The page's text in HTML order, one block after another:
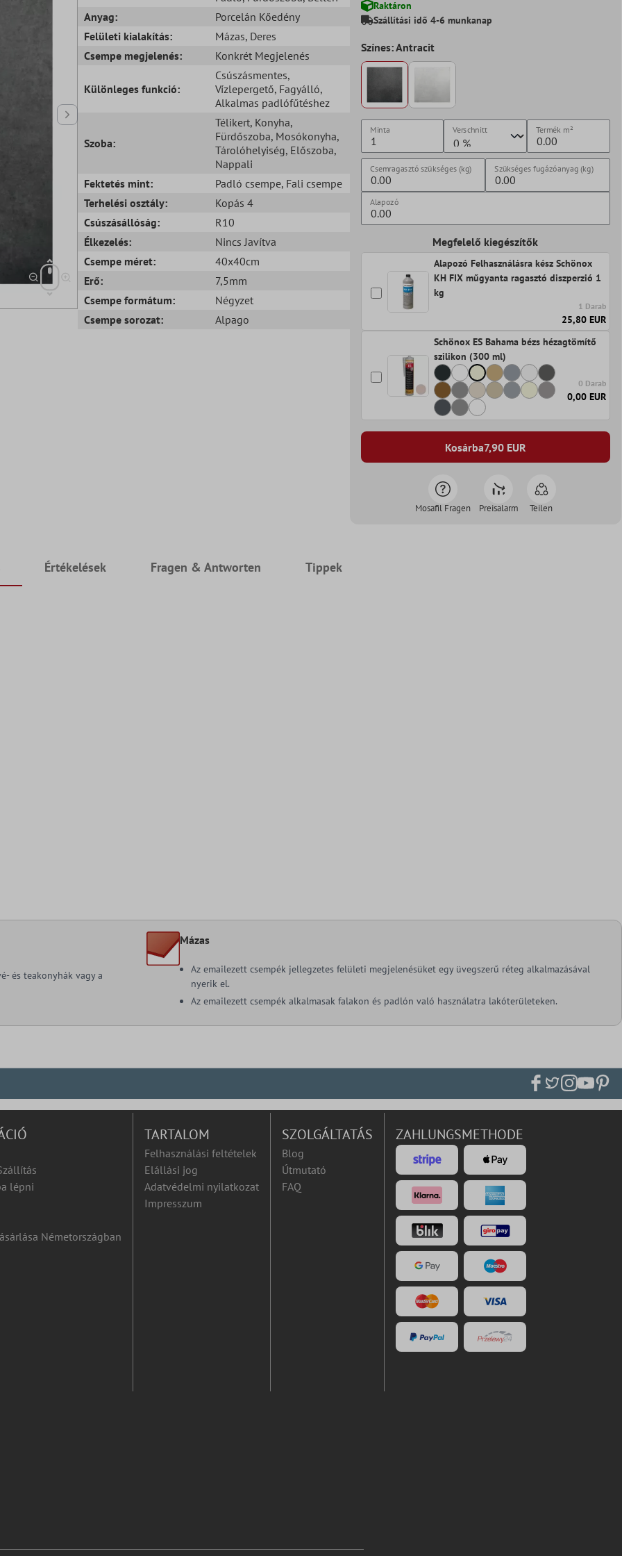
Anyag:
Porcelán Kőedény
Felületi kialakítás:
Mázas, Deres
Csempe megjelenés:
Konkrét Megjelenés
Különleges funkció:
Csúszásmentes,
Vízlepergető, Fagyálló,
Alkalmas padlófűtéshez
Szoba:
Télikert, Konyha,
Fürdőszoba, Mosókonyha,
Tárolóhelyiség, Előszoba,
Nappali
Fektetés mint:
Padló csempe, Fali csempe
Terhelési osztály:
Kopás 4
Csúszásállóság:
R10
Élkezelés:
Nincs Javítva
Csempe méret:
40x40cm
Erő:
7,5mm
Csempe formátum:
Négyzet
Csempe sorozat:
Alpago
Raktáron
Szállítási idő 4-6 munkanap
Színes: Antracit
Minta Verschnitt Termék m²
Csemragasztó szükséges (kg) Szükséges fugázóanyag (kg)
Alapozó
Megfelelő kiegészítők
Alapozó Felhasználásra kész Schönox
KH FIX műgyanta ragasztó diszperzió 1
kg
1 Darab
25,80 EUR
Schönox ES Bahama bézs hézagtömítő
szilikon (300 ml)
0 Darab
0,00 EUR
Kosárba7,90EUR
Mosafil Fragen Preisalarm Teilen
Értékelések Fragen & Antworten Tippek
és teakonyhák vagy a
Mázas
Az emailezett csempék jellegzetes felületi megjelenésüket egy üvegszerű réteg alkalmazásával
nyerik el.
Az emailezett csempék alkalmasak falakon és padlón való használatra lakóterületeken.
lépni
Németországban
TARTALOM
Felhasználási feltételek
Elállási jog
Adatvédelmi nyilatkozat
Impresszum
SZOLGÁLTATÁS
Blog
Útmutató
FAQ
ZAHLUNGSMETHODE